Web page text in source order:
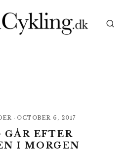
· OCTOBER 6, 2017
GÅR EFTER
I MORGEN